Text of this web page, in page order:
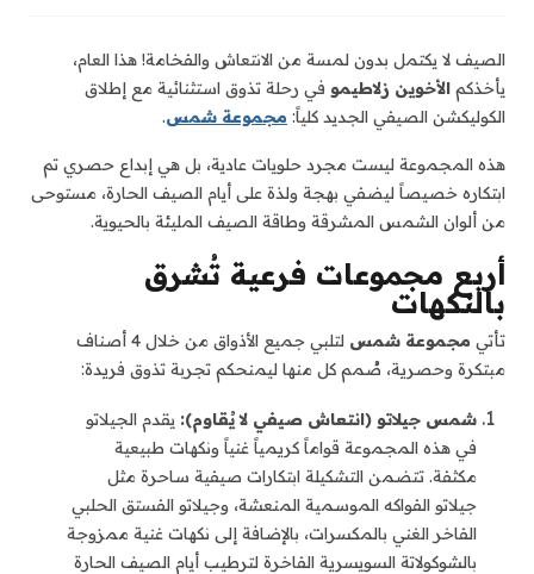
الصيف لا يكتمل بدون لمسة من الانتعاش والفخامة! هذا العام،
يأخذكم الأخوين زلاطيمو في رحلة تذوق استثنائية مع إطلاق
الكوليكشن الصيفي الجديد كلياً: مجموعة شمس.
هذه المجموعة ليست مجرد حلويات عادية، بل هي إبداع حصري تم
ابتكاره خصيصاً ليضفي بهجة ولذة على أيام الصيف الحارة، مستوحى
من ألوان الشمس المشرقة وطاقة الصيف المليئة بالحيوية.
أربع مجموعات فرعية تُشرق
بالنكهات
تأتي مجموعة شمس
لتلبي جميع الأذواق من خلال 4 أصناف
مبتكرة وحصرية، صُمم كل منها ليمنحكم تجربة تذوق فريدة:
شمس جيلاتو (انتعاش صيفي لا يُقاوم): يقدم الجيلاتو
في هذه المجموعة قواماً كريمياً غنياً ونكهات طبيعية
مكثفة. تتضمن التشكيلة ابتكارات صيفية ساحرة مثل
جيلاتو الفواكه الموسمية المنعشة، وجيلاتو الفستق الحلبي
الفاخر الغني بالمكسرات، بالإضافة إلى نكهات غنية ممزوجة
بالشوكولاتة السويسرية الفاخرة لترطيب أيام الصيف الحارة